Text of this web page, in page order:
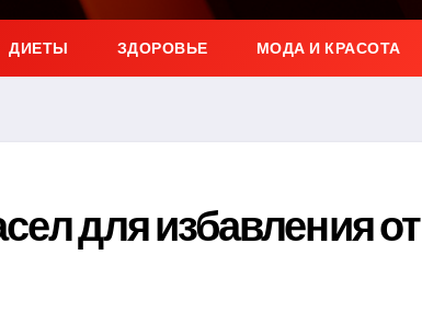
ДИЕТЫ ЗДОРОВЬЕ МОДА И КРАСОТА
для избавления от